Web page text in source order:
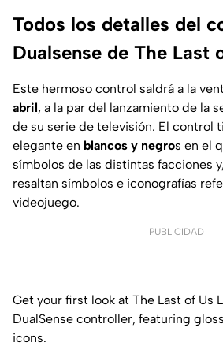
Todos los detalles del
Dualsense de The Last
Este hermoso control saldrá a la
abril, a la par del lanzamiento de la
de su serie de televisión. El control
elegante en blancos y negros en el
símbolos de las distintas facciones
resaltan símbolos e iconografías
videojuego.
PUBLICIDAD
Get your first look at The Last of Us
DualSense controller, featuring
icons.